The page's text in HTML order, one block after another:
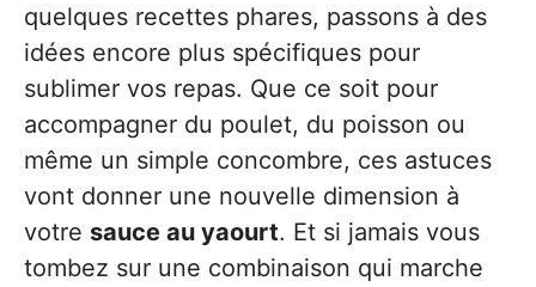
quelques recettes phares, passons à des
idées encore plus spécifiques pour
sublimer vos repas. Que ce soit pour
accompagner du poulet, du poisson ou
même un simple concombre, ces astuces
vont donner une nouvelle dimension à
votre sauce au yaourt. Et si jamais vous
tombez sur une combinaison qui marche